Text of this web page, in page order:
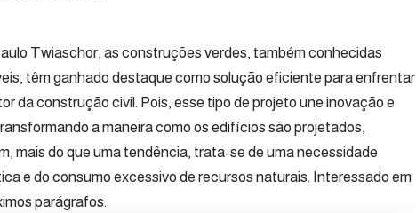
Twiaschor, as construções verdes, também conhecidas
têm ganhado destaque como solução eficiente para enfrentar
da construção civil. Pois, esse tipo de projeto une inovação e
a maneira como os edifícios são projetados,
mais do que uma tendência, trata-se de uma necessidade
e do consumo excessivo de recursos naturais. Interessado em
parágrafos.